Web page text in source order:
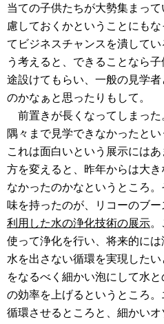
当ての子供たちが大勢集まっ
慮しておくかということにも
てビジネスチャンスを潰して
う考えると、できることなら
途設けてもらい、一般の見学
のかなぁと思ったりもして。
前置きが長くなってしまった
隅々まで見学できなかったとい
これは面白いという展示には
方を変えると、昨年からは大
なかったのかなというところ
味を持ったのが、リコーのブ
利用した水の浄化技術の展示
使って浄化を行い、将来的に
水を出さない循環を実現した
をなるべく細かい泡にして水
の効率を上げるというところ
循環させるところと、細かい